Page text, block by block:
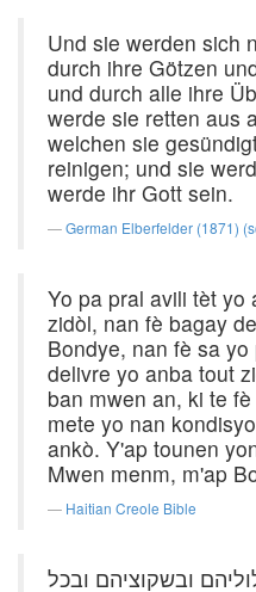
Und sie werden sich
durch ihre Götzen
und durch alle ihre
werde sie retten aus
welchen sie
reinigen; und sie
werde ihr Gott sein.
German Elberfelder (1871)
Yo pa pral avili tèt yo
zidòl, nan fè bagay
Bondye, nan fè sa
delivre yo anba tout
ban mwen an, ki te
mete yo nan
ankò. Y'ap tounen
Mwen menm, m'ap
Haitian Creole Bible
ובשקוציהם ובכל